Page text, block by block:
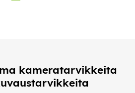
kameratarvikkeita